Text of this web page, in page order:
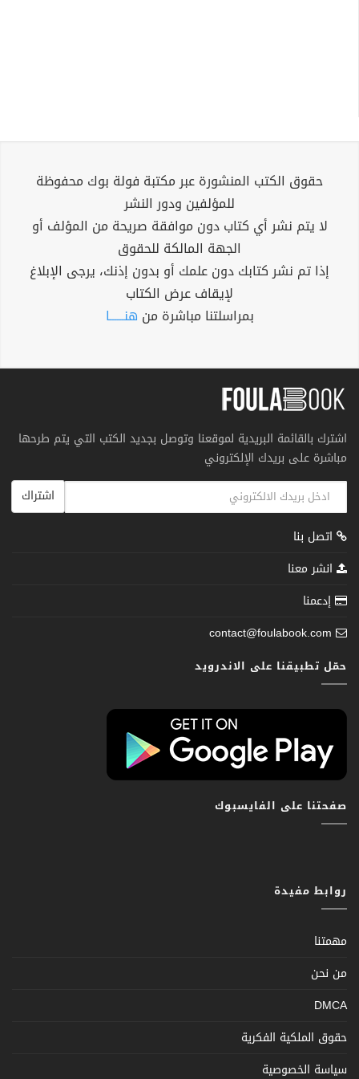
حقوق الكتب المنشورة عبر مكتبة فولة بوك محفوظة
للمؤلفين ودور النشر
لا يتم نشر أي كتاب دون موافقة صريحة من المؤلف أو
الجهة المالكة للحقوق
إذا تم نشر كتابك دون علمك أو بدون إذنك، يرجى الإبلاغ
لإيقاف عرض الكتاب
بمراسلتنا مباشرة من هنــــــا
اشترك بالقائمة البريدية لموقعنا وتوصل بجديد الكتب التي يتم طرحها
مباشرة على بريدك الإلكتروني
اشتراك
اتصل بنا
انشر معنا
إدعمنا
contact@foulabook.com
حمّل تطبيقنا على الاندرويد
صفحتنا على الفايسبوك
روابط مفيدة
مهمتنا
من نحن
DMCA
حقوق الملكية الفكرية
سياسة الخصوصية